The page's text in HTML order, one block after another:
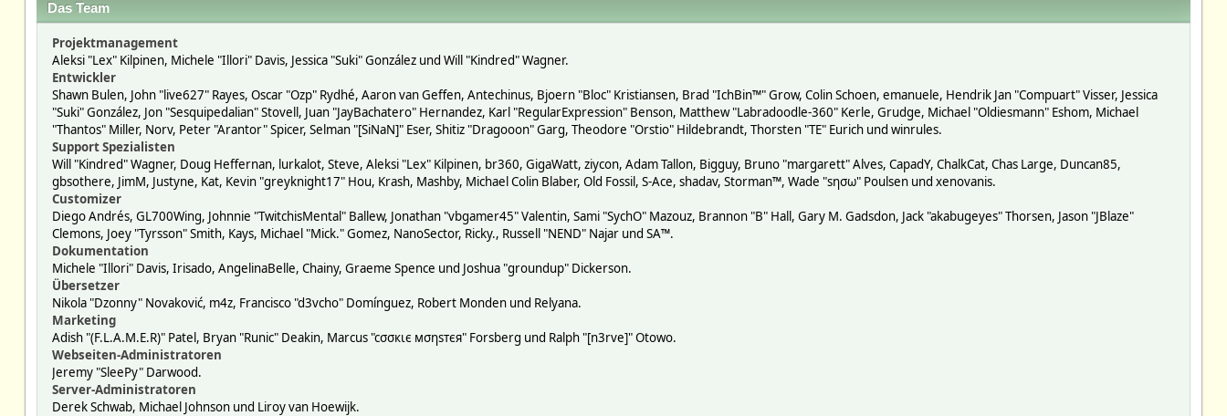
Das Team
Projektmanagement
Aleksi "Lex" Kilpinen, Michele "Illori" Davis, Jessica "Suki" González und Will "Kindred" Wagner.
Entwickler
Shawn Bulen, John "live627" Rayes, Oscar "Ozp" Rydhé, Aaron van Geffen, Antechinus, Bjoern "Bloc" Kristiansen, Brad "IchBin™" Grow, Colin Schoen, emanuele, Hendrik Jan "Compuart" Visser, Jessica
"Suki" González, Jon "Sesquipedalian" Stovell, Juan "JayBachatero" Hernandez, Karl "RegularExpression" Benson, Matthew "Labradoodle-360" Kerle, Grudge, Michael "Oldiesmann" Eshom, Michael
"Thantos" Miller, Norv, Peter "Arantor" Spicer, Selman "[SiNaN]" Eser, Shitiz "Dragooon" Garg, Theodore "Orstio" Hildebrandt, Thorsten "TE" Eurich und winrules.
Support Spezialisten
Will "Kindred" Wagner, Doug Heffernan, lurkalot, Steve, Aleksi "Lex" Kilpinen, br360, GigaWatt, ziycon, Adam Tallon, Bigguy, Bruno "margarett" Alves, CapadY, ChalkCat, Chas Large, Duncan85,
gbsothere, JimM, Justyne, Kat, Kevin "greyknight17" Hou, Krash, Mashby, Michael Colin Blaber, Old Fossil, S-Ace, shadav, Storman™, Wade "sησω" Poulsen und xenovanis.
Customizer
Diego Andrés, GL700Wing, Johnnie "TwitchisMental" Ballew, Jonathan "vbgamer45" Valentin, Sami "SychO" Mazouz, Brannon "B" Hall, Gary M. Gadsdon, Jack "akabugeyes" Thorsen, Jason "JBlaze"
Clemons, Joey "Tyrsson" Smith, Kays, Michael "Mick." Gomez, NanoSector, Ricky., Russell "NEND" Najar und SA™.
Dokumentation
Michele "Illori" Davis, Irisado, AngelinaBelle, Chainy, Graeme Spence und Joshua "groundup" Dickerson.
Übersetzer
Nikola "Dzonny" Novaković, m4z, Francisco "d3vcho" Domínguez, Robert Monden und Relyana.
Marketing
Adish "(F.L.A.M.E.R)" Patel, Bryan "Runic" Deakin, Marcus "cσσкιє мσηѕтєя" Forsberg und Ralph "[n3rve]" Otowo.
Webseiten-Administratoren
Jeremy "SleePy" Darwood.
Server-Administratoren
Derek Schwab, Michael Johnson und Liroy van Hoewijk.